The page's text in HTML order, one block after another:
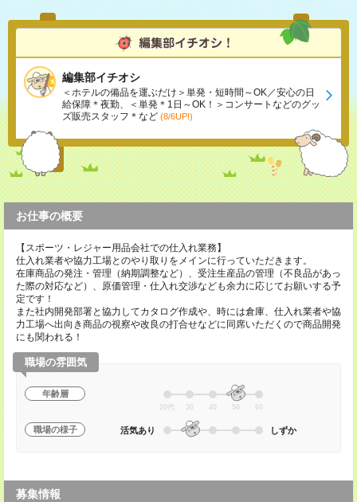
編集部イチオシ
＜ホテルの備品を運ぶだけ＞単発・短時間～OK／安心の日
給保障＊夜勤、＜単発＊1日～OK！＞コンサートなどのグッ
ズ販売スタッフ＊など (8/6UP!)
お仕事の概要
【スポーツ・レジャー用品会社での仕入れ業務】
仕入れ業者や協力工場とのやり取りをメインに行っていただきます。
在庫商品の発注・管理（納期調整など）、受注生産品の管理（不良品があっ
た際の対応など）、原価管理・仕入れ交渉なども余力に応じてお願いする予
定です！
また社内開発部署と協力してカタログ作成や、時には倉庫、仕入れ業者や協
力工場へ出向き商品の視察や改良の打合せなどに同席いただくので商品開発
にも関われる！
職場の雰囲気
年齢層
20代 30 40 50 60
職場の様子 活気あり しずか
募集情報